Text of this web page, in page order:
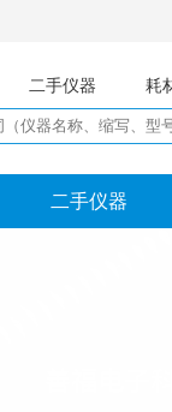
二手仪器 耗
二手仪器